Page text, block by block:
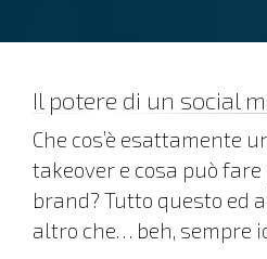
Il potere di un social
Che cos’è esattamente
takeover e cosa può
brand? Tutto questo ed
altro che… beh, sempre